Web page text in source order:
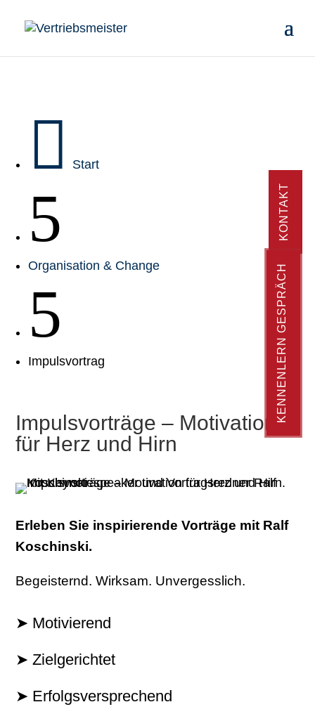
 Start
5
Organisation & Change
5
Impulsvortrag
Impulsvorträge – Motivation
für Herz und Hirn
Erleben Sie inspirierende Vorträge mit Ralf
Koschinski.
Begeisternd. Wirksam. Unvergesslich.
➤ Motivierend
➤ Zielgerichtet
➤ Erfolgsversprechend
KONTAKT
KENNENLERN GESPRÄCH